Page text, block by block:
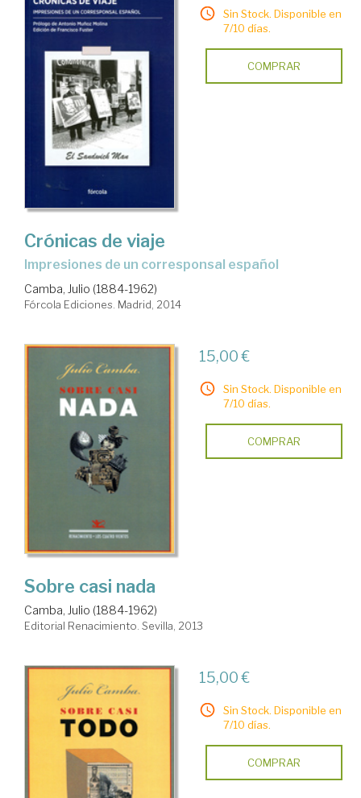
Sin Stock. Disponible en
7/10 días.
COMPRAR
Crónicas de viaje
impresiones de un corresponsal español
Camba, Julio (1884-1962)
Fórcola Ediciones. Madrid, 2014
15,00 €
Sin Stock. Disponible en
7/10 días.
COMPRAR
Sobre casi nada
Camba, Julio (1884-1962)
Editorial Renacimiento. Sevilla, 2013
15,00 €
Sin Stock. Disponible en
7/10 días.
COMPRAR